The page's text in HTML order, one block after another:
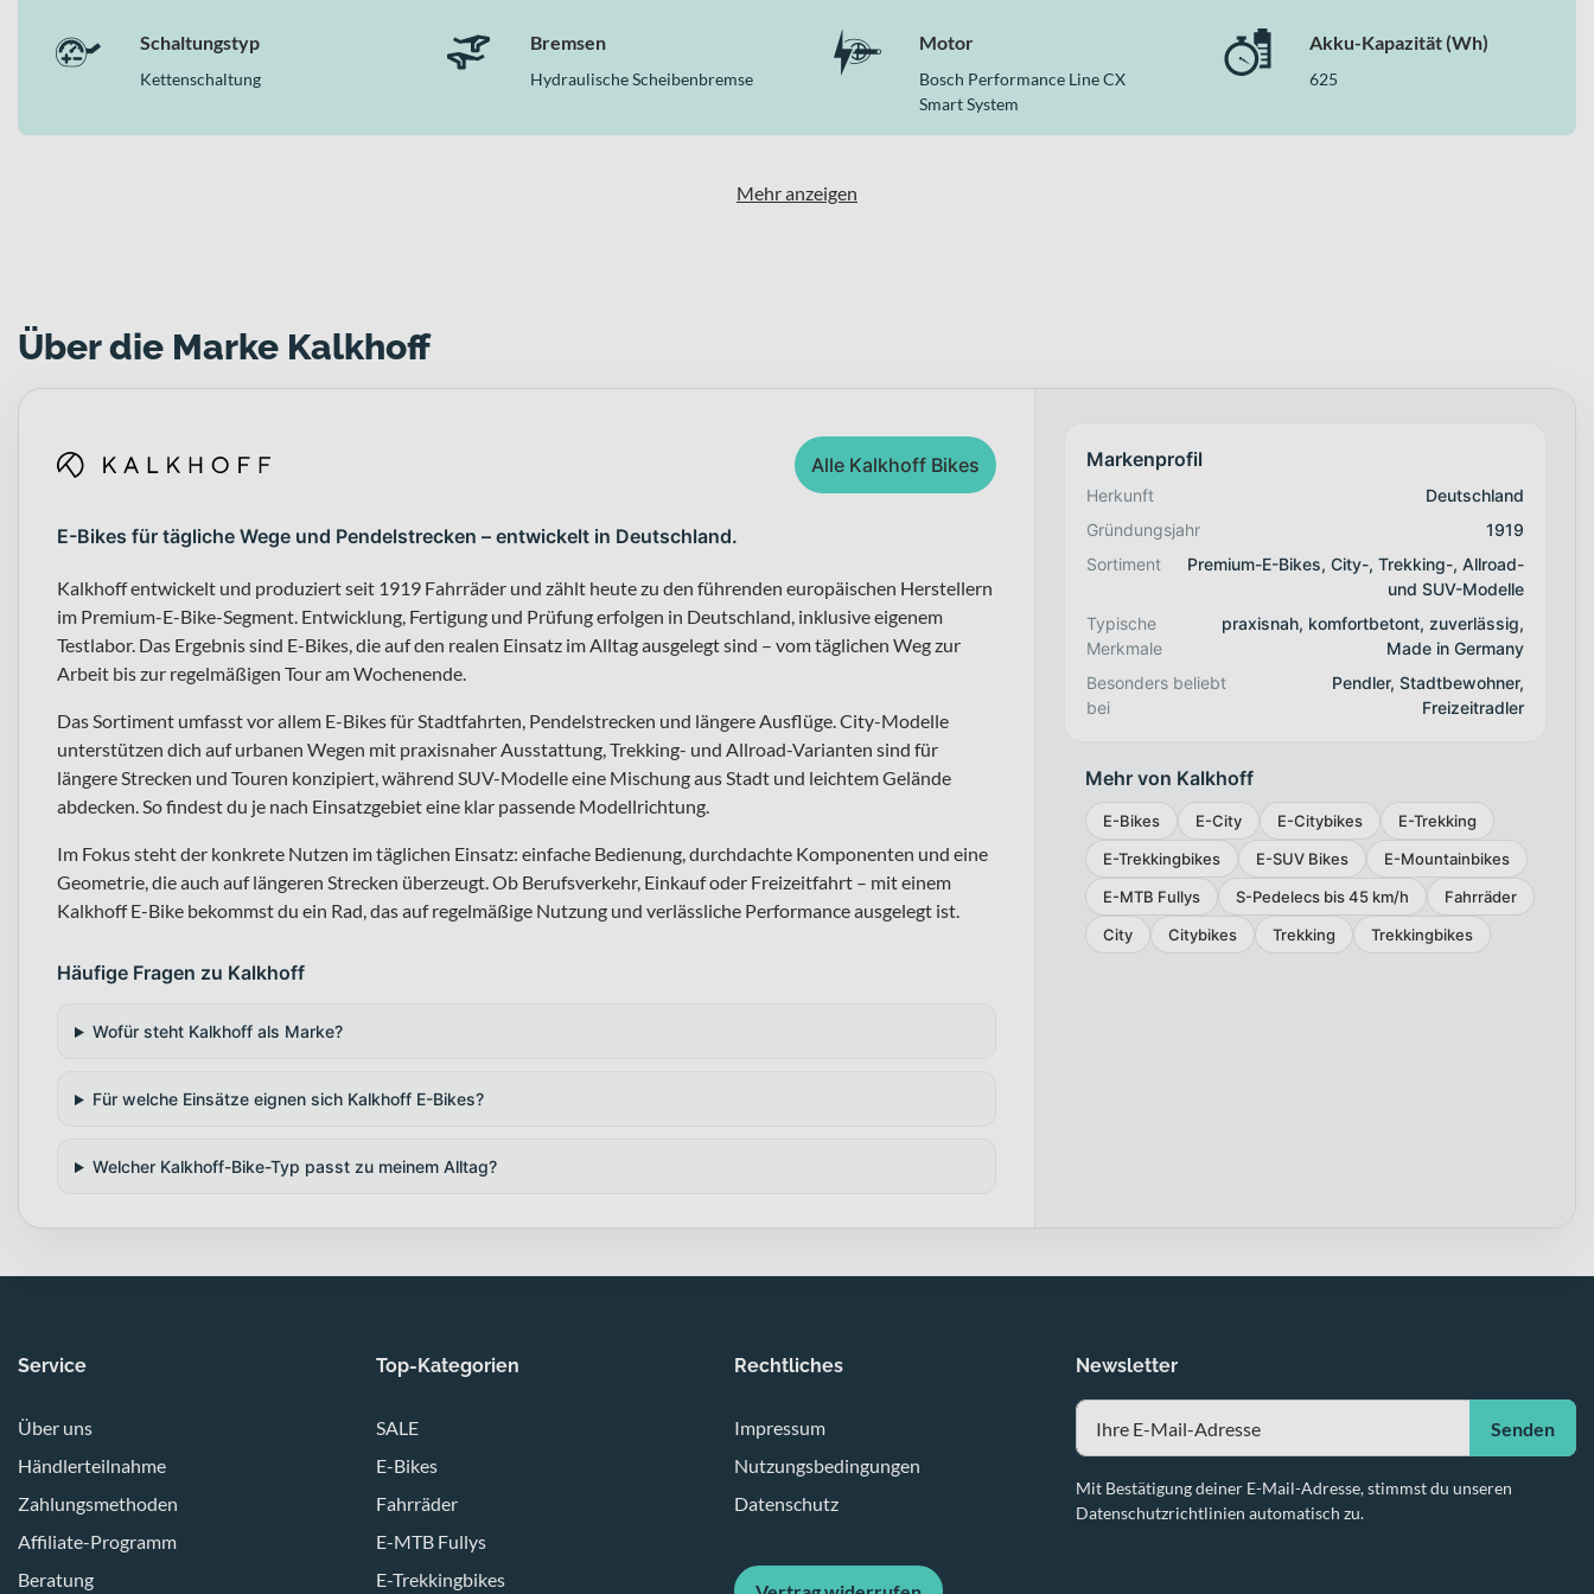
Komponenten wie die Suntour Mobie34 Air Gabel oder die hydraulischen Tektro Scheibenbremsen. Damit erhältst Du ein durchdachtes Gesamtpaket für Alltagsmobilität, Pendeln und längere
Touren – zuverlässig, komfortabel und bereit für neue Wege.
Schaltungstyp
Kettenschaltung
Bremsen
Hydraulische Scheibenbremse
Motor
Bosch Performance Line CX
Smart System
Akku-Kapazität (Wh)
625
Mehr anzeigen
Über die Marke Kalkhoff
Alle Kalkhoff Bikes
E-Bikes für tägliche Wege und Pendelstrecken – entwickelt in Deutschland.
Kalkhoff entwickelt und produziert seit 1919 Fahrräder und zählt heute zu den führenden europäischen Herstellern
im Premium-E-Bike-Segment. Entwicklung, Fertigung und Prüfung erfolgen in Deutschland, inklusive eigenem
Testlabor. Das Ergebnis sind E-Bikes, die auf den realen Einsatz im Alltag ausgelegt sind – vom täglichen Weg zur
Arbeit bis zur regelmäßigen Tour am Wochenende.
Das Sortiment umfasst vor allem E-Bikes für Stadtfahrten, Pendelstrecken und längere Ausflüge. City-Modelle
unterstützen dich auf urbanen Wegen mit praxisnaher Ausstattung, Trekking- und Allroad-Varianten sind für
längere Strecken und Touren konzipiert, während SUV-Modelle eine Mischung aus Stadt und leichtem Gelände
abdecken. So findest du je nach Einsatzgebiet eine klar passende Modellrichtung.
Im Fokus steht der konkrete Nutzen im täglichen Einsatz: einfache Bedienung, durchdachte Komponenten und eine
Geometrie, die auch auf längeren Strecken überzeugt. Ob Berufsverkehr, Einkauf oder Freizeitfahrt – mit einem
Kalkhoff E-Bike bekommst du ein Rad, das auf regelmäßige Nutzung und verlässliche Performance ausgelegt ist.
Häufige Fragen zu Kalkhoff
Wofür steht Kalkhoff als Marke?
Für welche Einsätze eignen sich Kalkhoff E-Bikes?
Welcher Kalkhoff-Bike-Typ passt zu meinem Alltag?
Markenprofil
Herkunft
Deutschland
Gründungsjahr
1919
Sortiment
Premium-E-Bikes, City-, Trekking-, Allroad-
und SUV-Modelle
Typische
Merkmale
praxisnah, komfortbetont, zuverlässig,
Made in Germany
Besonders beliebt
bei
Pendler, Stadtbewohner,
Freizeitradler
Mehr von Kalkhoff
E-Bikes E-City E-Citybikes
E-Trekking
E-Trekkingbikes
E-SUV Bikes
E-Mountainbikes
E-MTB Fullys
S-Pedelecs bis 45 km/h
Fahrräder
City
Citybikes Trekking Trekkingbikes
Service
Über uns
Händlerteilnahme
Zahlungsmethoden
Affiliate-Programm
Beratung
Top-Kategorien
SALE
E-Bikes
Fahrräder
E-MTB Fullys
E-Trekkingbikes
Rechtliches
Impressum
Nutzungsbedingungen
Datenschutz
Newsletter
Senden
Mit Bestätigung deiner E-Mail-Adresse, stimmst du unseren
Datenschutzrichtlinien automatisch zu.